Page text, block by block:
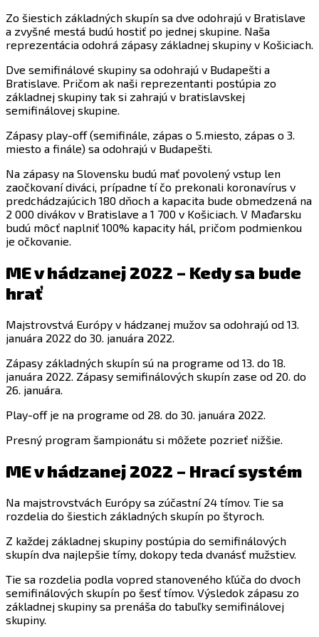
Zo šiestich základných skupín sa dve odohrajú v Bratislave
a zvyšné mestá budú hostiť po jednej skupine. Naša
reprezentácia odohrá zápasy základnej skupiny v Košiciach.
Dve semifinálové skupiny sa odohrajú v Budapešti a
Bratislave. Pričom ak naši reprezentanti postúpia zo
základnej skupiny tak si zahrajú v bratislavskej
semifinálovej skupine.
Zápasy play-off (semifinále, zápas o 5.miesto, zápas o 3.
miesto a finále) sa odohrajú v Budapešti.
Na zápasy na Slovensku budú mať povolený vstup len
zaočkovaní diváci, prípadne tí čo prekonali koronavírus v
predchádzajúcich 180 dňoch a kapacita bude obmedzená na
2 000 divákov v Bratislave a 1 700 v Košiciach. V Maďarsku
budú môcť naplniť 100% kapacity hál, pričom podmienkou
je očkovanie.
ME v hádzanej 2022 – Kedy sa bude
hrať
Majstrovstvá Európy v hádzanej mužov sa odohrajú od 13.
januára 2022 do 30. januára 2022.
Zápasy základných skupín sú na programe od 13. do 18.
januára 2022. Zápasy semifinálových skupín zase od 20. do
26. januára.
Play-off je na programe od 28. do 30. januára 2022.
Presný program šampionátu si môžete pozrieť nižšie.
ME v hádzanej 2022 – Hrací systém
Na majstrovstvách Európy sa zúčastní 24 tímov. Tie sa
rozdelia do šiestich základných skupín po štyroch.
Z každej základnej skupiny postúpia do semifinálových
skupín dva najlepšie tímy, dokopy teda dvanásť mužstiev.
Tie sa rozdelia podla vopred stanoveného kľúča do dvoch
semifinálových skupín po šesť tímov. Výsledok zápasu zo
základnej skupiny sa prenáša do tabuľky semifinálovej
skupiny.